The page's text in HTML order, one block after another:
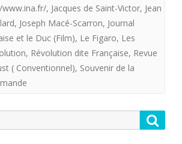
, Jacques de Saint-Victor, Jean
, Joseph Macé-Scarron, Journal
et le Duc (Film), Le Figaro, Les
, Révolution dite Française, Revue
( Conventionnel), Souvenir de la